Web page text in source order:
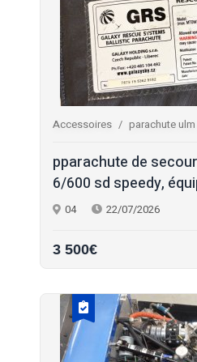
Accessoires parachute
pparachute de
6/600 sd speedy,
04 22/07/2026
3 500€